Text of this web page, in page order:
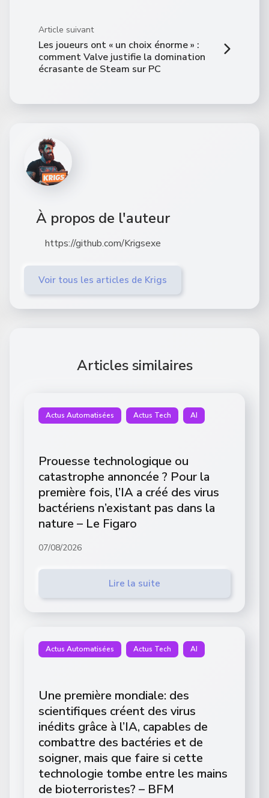
Article suivant
Les joueurs ont « un choix énorme » :
comment Valve justifie la domination
écrasante de Steam sur PC
À propos de l'auteur
https://github.com/Krigsexe
Voir tous les articles de Krigs
Articles similaires
Actus Automatisées Actus Tech AI
Prouesse technologique ou
catastrophe annoncée ? Pour la
première fois, l’IA a créé des virus
bactériens n’existant pas dans la
nature – Le Figaro
07/08/2026
Lire la suite
Actus Automatisées Actus Tech AI
Une première mondiale: des
scientifiques créent des virus
inédits grâce à l’IA, capables de
combattre des bactéries et de
soigner, mais que faire si cette
technologie tombe entre les mains
de bioterroristes? – BFM